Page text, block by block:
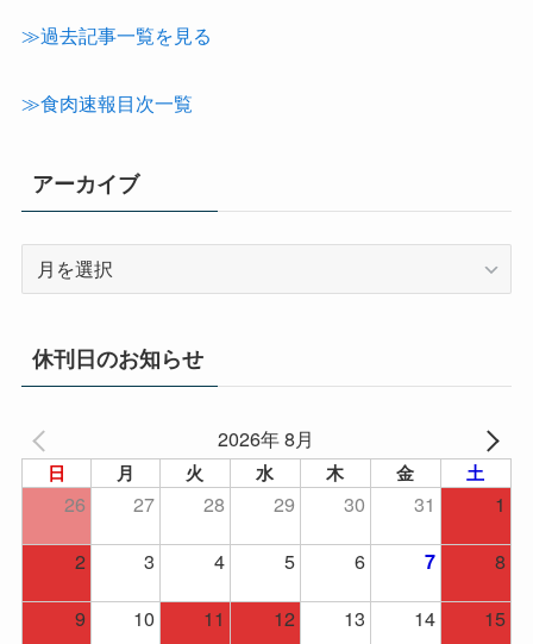
テ
≫過去記事一覧を見る
≫食肉速報目次一覧
アーカイブ
イ
ブ
休刊日のお知らせ
2026年 8月
日 月 火 水 木 金 土
26 27 28 29 30 31
1
2
3 4 5 6 7
8
9
10 11 12 13 14
15